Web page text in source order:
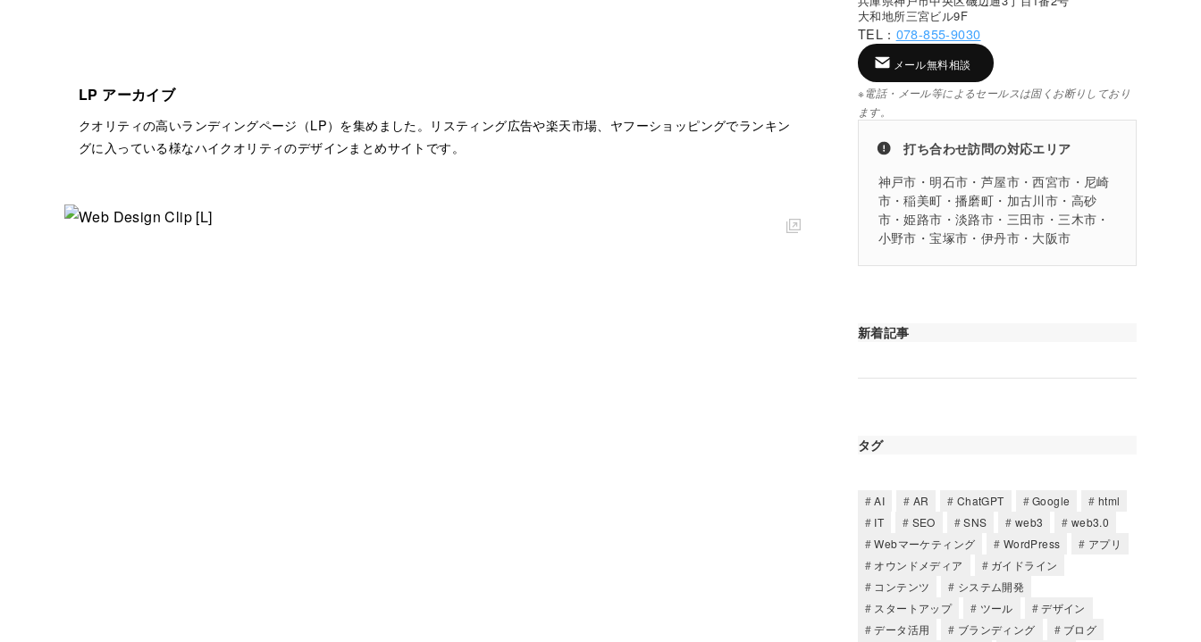
LP アーカイブ
クオリティの高いランディングページ（LP）を集めました。リスティング広告や楽天市場、ヤフーショッピングでランキン
グに入っている様なハイクオリティのデザインまとめサイトです。
大和地所三宮ビル9F
TEL： 078-855-9030
メール無料相談
※電話・メール等によるセールスは固くお断りしており
ます。
打ち合わせ訪問の対応エリア
神戸市・明石市・芦屋市・西宮市・尼崎
市・稲美町・播磨町・加古川市・高砂
市・姫路市・淡路市・三田市・三木市・
小野市・宝塚市・伊丹市・大阪市
新着記事
タグ
AI AR ChatGPT Google
html
IT
SEO SNS web3
web3.0
Webマーケティング
WordPress
アプリ
オウンドメディア
ガイドライン
コンテンツ
システム開発
スタートアップ
ツール
デザイン
データ活用
ブランディング
ブログ